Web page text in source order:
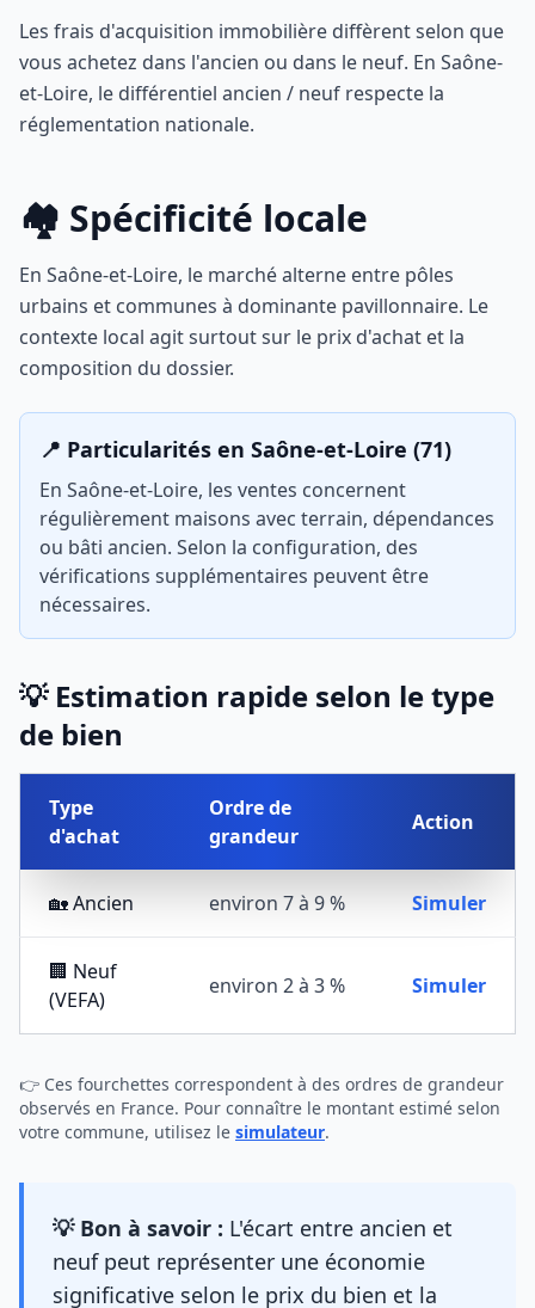
Les frais d'acquisition immobilière diffèrent selon que
vous achetez dans l'ancien ou dans le neuf. En Saône-
et-Loire, le différentiel ancien / neuf respecte la
réglementation nationale.
🏘️ Spécificité locale
En Saône-et-Loire, le marché alterne entre pôles
urbains et communes à dominante pavillonnaire. Le
contexte local agit surtout sur le prix d'achat et la
composition du dossier.
📍 Particularités en Saône-et-Loire (71)
En Saône-et-Loire, les ventes concernent
régulièrement maisons avec terrain, dépendances
ou bâti ancien. Selon la configuration, des
vérifications supplémentaires peuvent être
nécessaires.
💡 Estimation rapide selon le type
de bien
Type
d'achat
Ordre de
grandeur
Action
🏡 Ancien environ 7 à 9 % Simuler
🏢 Neuf
(VEFA)
environ 2 à 3 % Simuler
👉 Ces fourchettes correspondent à des ordres de grandeur
observés en France. Pour connaître le montant estimé selon
votre commune, utilisez le simulateur.
💡 Bon à savoir : L'écart entre ancien et
neuf peut représenter une économie
significative selon le prix du bien et la